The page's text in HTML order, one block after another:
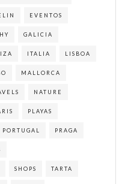
EVENTOS
GALICIA
ITALIA LISBOA
MALLORCA
NATURE
PLAYAS
PORTUGAL PRAGA
SHOPS TARTA